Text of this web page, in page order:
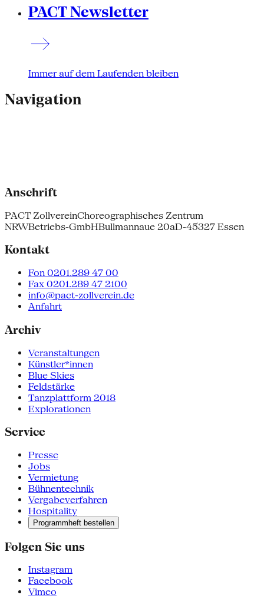
PACT Newsletter
Immer auf dem Laufenden bleiben
Navigation
Anschrift
PACT ZollvereinChoreographisches Zentrum
NRWBetriebs-GmbHBullmannaue 20aD-45327 Essen
Kontakt
Fon 0201.289 47 00
Fax 0201.289 47 2100
info@pact-zollverein.de
Anfahrt
Archiv
Veranstaltungen
Künstler*innen
Blue Skies
Feldstärke
Tanzplattform 2018
Explorationen
Service
Presse
Jobs
Vermietung
Bühnentechnik
Vergabeverfahren
Hospitality
Programmheft bestellen
Folgen Sie uns
Instagram
Facebook
Vimeo